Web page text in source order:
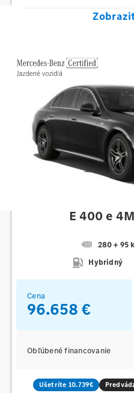
E 400 e
280 + 95
Hybridný
Cena
96.658 €
Obľúbené financovanie
Ušetríte 10.739€